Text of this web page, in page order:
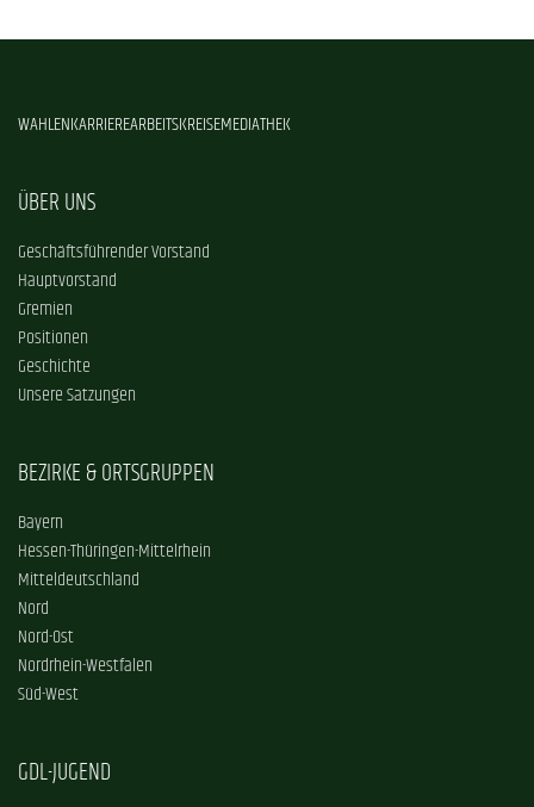
WAHLENKARRIEREARBEITSKREISEMEDIATHEK
ÜBER UNS
Geschäftsführender Vorstand
Hauptvorstand
Gremien
Positionen
Geschichte
Unsere Satzungen
BEZIRKE & ORTSGRUPPEN
Bayern
Hessen-Thüringen-Mittelrhein
Mitteldeutschland
Nord
Nord-Ost
Nordrhein-Westfalen
Süd-West
GDL-JUGEND